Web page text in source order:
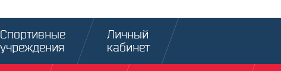
Спортивные
учреждения
Личный
кабинет